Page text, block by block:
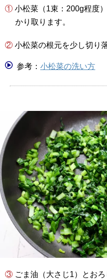
① 小松菜（1束：200g程度）をきれいに洗い、水気をしっ
かり取ります。
② 小松菜の根元を少し切り
参考： 小松菜の洗い方
③ ごま油（大さじ1）とおろし生姜（小さじ1/2）と小松菜